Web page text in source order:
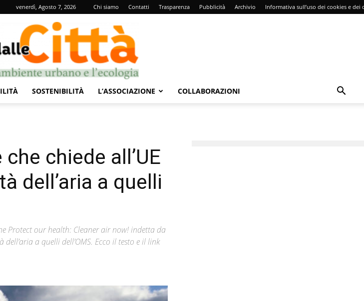
venerdì, Agosto 7, 2026 Chi siamo Contatti Trasparenza Pubblicità Archivio Informativa sull’uso dei cookies e dei
dalle
Città
SOSTENIBILITÀ L’ASSOCIAZIONE COLLABORAZIONI
chiede all’UE
dell’aria a quelli
Protect our health: Cleaner air now! indetta da
a quelli dell’OMS. Ecco il testo e il link